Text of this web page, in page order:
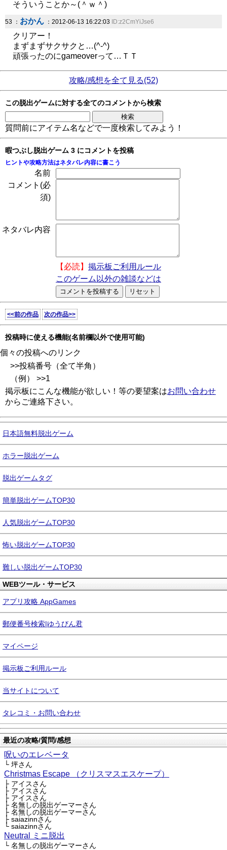
そういうことか～(＾ｗ＾)
53 ： おかん ：2012-06-13 16:22:03 ID:z2CmYiJse6
クリアー！
まずまずサクサクと…(^-^)
頑張ったのにgameoverって…ＴＴ
攻略/感想を全て見る(52)
この脱出ゲームに対する全てのコメントから検索
質問前にアイテム名などで一度検索してみよう！
暇つぶし脱出ゲーム 3 にコメントを投稿
ヒントや攻略方法はネタバレ内容に書こう
名前
コメント(必
須)
ネタバレ内容
【必読】 掲示板ご利用ルール
このゲーム以外の雑談などは
<<前の作品 次の作品>>
投稿時に使える機能(名前欄以外で使用可能)
個々の投稿へのリンク
>>投稿番号（全て半角）
（例） >>1
掲示板にこんな機能が欲しい！等の要望案はお問い合わせ
からご連絡下さい。
日本語無料脱出ゲーム
ホラー脱出ゲーム
脱出ゲームタグ
簡単脱出ゲームTOP30
人気脱出ゲームTOP30
怖い脱出ゲームTOP30
難しい脱出ゲームTOP30
WEBツール・サービス
アプリ攻略 AppGames
郵便番号検索|ゆうびん君
マイページ
掲示板ご利用ルール
当サイトについて
タレコミ・お問い合わせ
最近の攻略/質問/感想
呪いのエレベータ
└ 坪さん
Christmas Escape （クリスマスエスケープ）
├ アイスさん
├ アイスさん
├ アイスさん
├ 名無しの脱出ゲーマーさん
├ 名無しの脱出ゲーマーさん
├ saiazinnさん
└ saiazinnさん
Neutral ミニ脱出
└ 名無しの脱出ゲーマーさん